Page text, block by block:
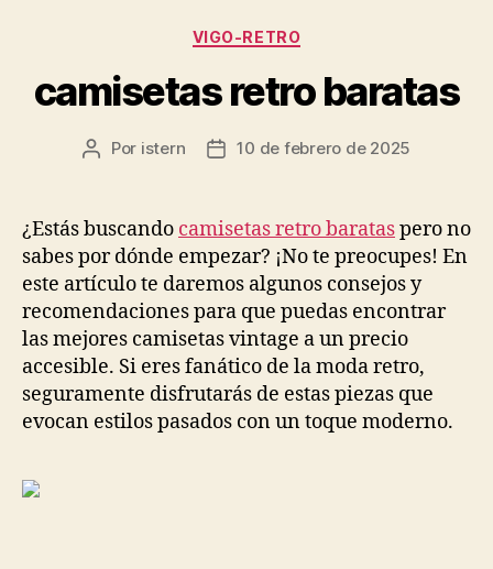
Categorías
VIGO-RETRO
camisetas retro baratas
Autor
entrada
Por istern
Fecha
entrada
10 de febrero de 2025
¿Estás buscando camisetas retro barataspero no
sabes por dónde empezar? ¡No te preocupes! En
este artículo te daremos algunos consejos y
recomendaciones para que puedas encontrar
las mejores camisetas vintage a un precio
accesible. Si eres fanático de la moda retro,
seguramente disfrutarás de estas piezas que
evocan estilos pasados con un toque moderno.